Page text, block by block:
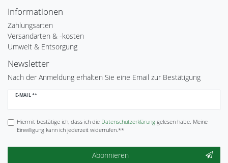
Informationen
Zahlungsarten
Versandarten & -kosten
Umwelt & Entsorgung
Newsletter
Nach der Anmeldung erhalten Sie eine Email zur Bestätigung
E-MAIL **
Newsletter
Hiermit bestätige ich, dass ich die Daten­schutz­erklärunggelesen habe. Meine
Einwilligung kann ich jederzeit widerrufen.**
Abonnieren